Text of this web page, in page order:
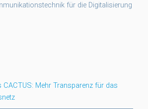
für die Digitalisierung
CACTUS: Mehr Transparenz für das